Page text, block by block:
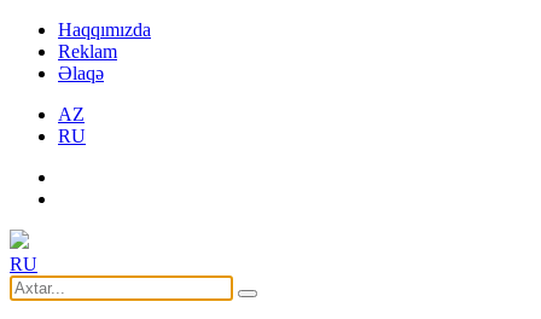
Haqqımızda
Reklam
Əlaqə
AZ
RU
RU